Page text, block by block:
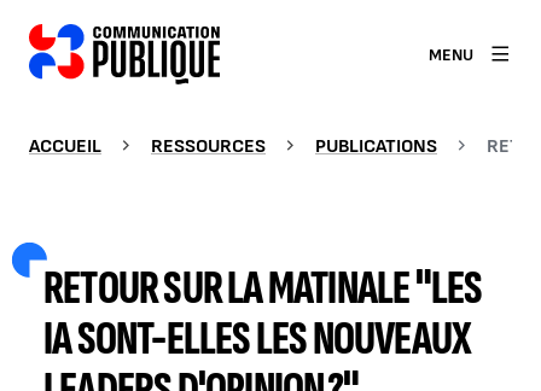
MENU
ACCUEIL RESSOURCES PUBLICATIONS
RETOUR SUR LA MATINALE "LES
IA SONT-ELLES LES NOUVEAUX